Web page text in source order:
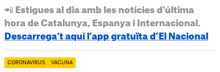
📲 Estigues al dia amb les notícies d’última
hora de Catalunya, Espanya i Internacional.
Descarrega’t aquí l’app gratuïta d’El Nacional
CORONAVIRUS VACUNA